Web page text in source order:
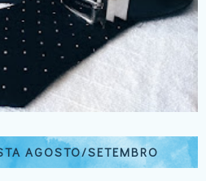
AGOSTO/SETEMBRO